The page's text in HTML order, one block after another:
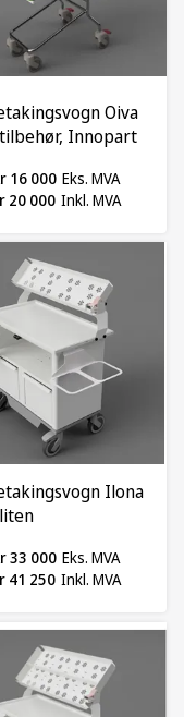
Oiva
Innopart
16 000 Eks. MVA
20 000 Inkl. MVA
Ilona
33 000 Eks. MVA
41 250 Inkl. MVA